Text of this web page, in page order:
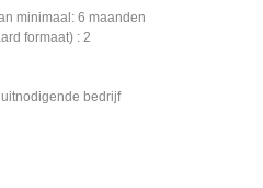
minimaal: 6 maanden
formaat) : 2
bedrijf